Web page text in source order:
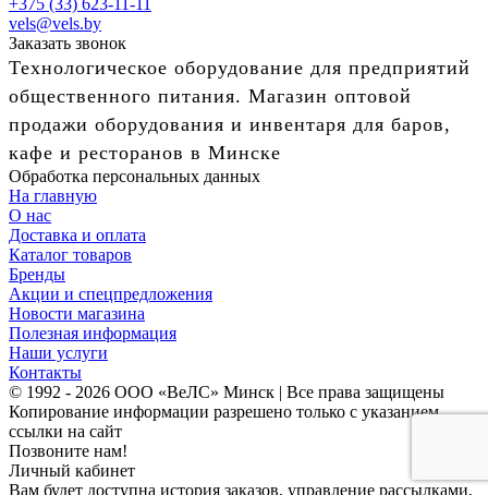
vels@vels.by
Заказать звонок
Технологическое оборудование для предприятий
общественного питания. Магазин оптовой
продажи оборудования и инвентаря для баров,
кафе и ресторанов в Минске
Обработка персональных данных
На главную
О нас
Доставка и оплата
Каталог товаров
Бренды
Акции и спецпредложения
Новости магазина
Полезная информация
Наши услуги
Контакты
© 1992 - 2026 ООО «ВеЛС» Минск | Все права защищены
Копирование информации разрешено только с указанием
ссылки на сайт
Позвоните нам!
Личный кабинет
Вам будет доступна история заказов, управление рассылками,